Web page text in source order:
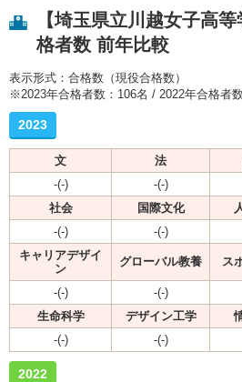
【埼玉県立川越女子高
格者数 前年比較
表示形式：合格数（現役合格数）
※2023年合格者数：106名 / 2022年合格者
2023
文 法
-(-)
-(-)
社会
国際文化
-(-)
-(-)
キャリアデザイ
ン
グローバル教養 ス
-(-) -(-)
生命科学
デザイン工学
-(-)
-(-)
2022